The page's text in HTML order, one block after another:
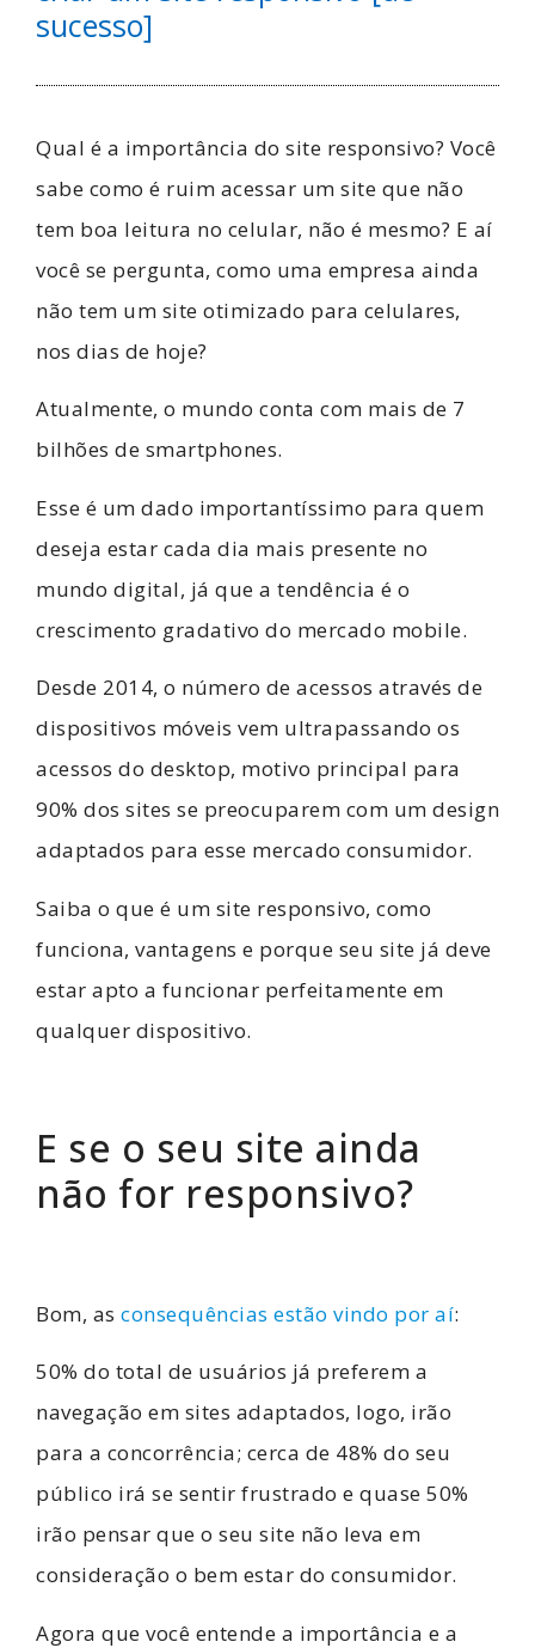
sucesso]
Qual é a importância do site responsivo? Você
sabe como é ruim acessar um site que não
tem boa leitura no celular, não é mesmo? E aí
você se pergunta, como uma empresa ainda
não tem um site otimizado para celulares,
nos dias de hoje?
Atualmente, o mundo conta com mais de 7
bilhões de smartphones.
Esse é um dado importantíssimo para quem
deseja estar cada dia mais presente no
mundo digital, já que a tendência é o
crescimento gradativo do mercado mobile.
Desde 2014, o número de acessos através de
dispositivos móveis vem ultrapassando os
acessos do desktop, motivo principal para
90% dos sites se preocuparem com um design
adaptados para esse mercado consumidor.
Saiba o que é um site responsivo, como
funciona, vantagens e porque seu site já deve
estar apto a funcionar perfeitamente em
qualquer dispositivo.
E se o seu site ainda
não for responsivo?
Bom, as consequências estão vindo por aí:
50% do total de usuários já preferem a
navegação em sites adaptados, logo, irão
para a concorrência; cerca de 48% do seu
público irá se sentir frustrado e quase 50%
irão pensar que o seu site não leva em
consideração o bem estar do consumidor.
Agora que você entende a importância e a